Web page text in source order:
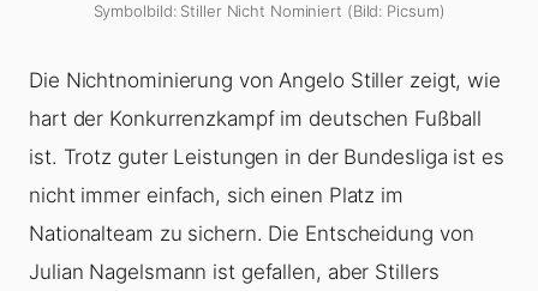
Symbolbild: Stiller Nicht Nominiert (Bild: Picsum)
Die Nichtnominierung von Angelo Stiller zeigt, wie
hart der Konkurrenzkampf im deutschen Fußball
ist. Trotz guter Leistungen in der Bundesliga ist es
nicht immer einfach, sich einen Platz im
Nationalteam zu sichern. Die Entscheidung von
Julian Nagelsmann ist gefallen, aber Stillers